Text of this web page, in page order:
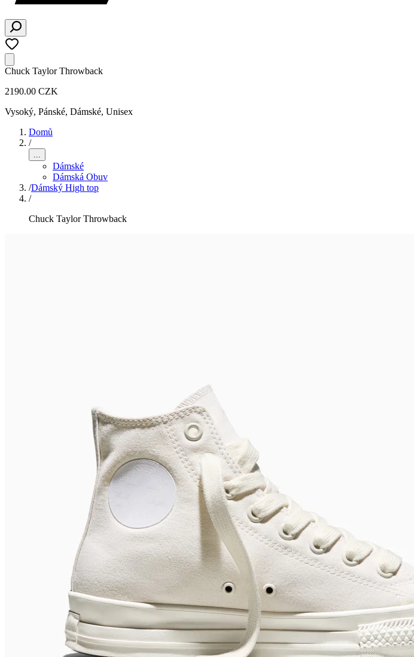
Chuck Taylor Throwback
2190.00 CZK
Vysoký, Pánské, Dámské, Unisex
Domů
/
...
Dámské
Dámská Obuv
/Dámský High top
/
Chuck Taylor Throwback